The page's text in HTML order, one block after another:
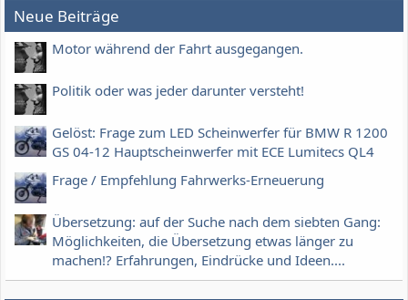
Neue Beiträge
Motor während der Fahrt ausgegangen.
Politik oder was jeder darunter versteht!
Gelöst: Frage zum LED Scheinwerfer für BMW R 1200
GS 04-12 Hauptscheinwerfer mit ECE Lumitecs QL4
Frage / Empfehlung Fahrwerks-Erneuerung
Übersetzung: auf der Suche nach dem siebten Gang:
Möglichkeiten, die Übersetzung etwas länger zu
machen!? Erfahrungen, Eindrücke und Ideen....